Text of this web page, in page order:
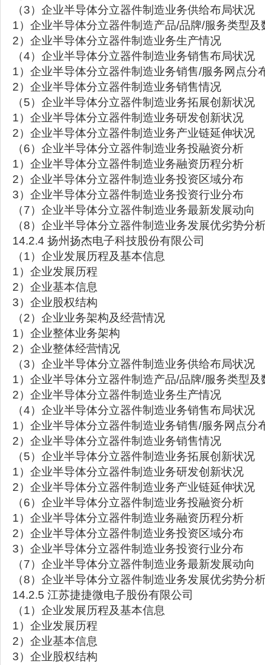
（3）企业半导体分立器件制造业务供给布局状况
1）企业半导体分立器件制造产品/品牌/服务类型及
2）企业半导体分立器件制造业务生产情况
（4）企业半导体分立器件制造业务销售布局状况
1）企业半导体分立器件制造业务销售/服务网点分
2）企业半导体分立器件制造业务销售情况
（5）企业半导体分立器件制造业务拓展创新状况
1）企业半导体分立器件制造业务研发创新状况
2）企业半导体分立器件制造业务产业链延伸状况
（6）企业半导体分立器件制造业务投融资分析
1）企业半导体分立器件制造业务融资历程分析
2）企业半导体分立器件制造业务投资区域分布
3）企业半导体分立器件制造业务投资行业分布
（7）企业半导体分立器件制造业务最新发展动向
（8）企业半导体分立器件制造业务发展优劣势分
14.2.4 扬州扬杰电子科技股份有限公司
（1）企业发展历程及基本信息
1）企业发展历程
2）企业基本信息
3）企业股权结构
（2）企业业务架构及经营情况
1）企业整体业务架构
2）企业整体经营情况
（3）企业半导体分立器件制造业务供给布局状况
1）企业半导体分立器件制造产品/品牌/服务类型及
2）企业半导体分立器件制造业务生产情况
（4）企业半导体分立器件制造业务销售布局状况
1）企业半导体分立器件制造业务销售/服务网点分
2）企业半导体分立器件制造业务销售情况
（5）企业半导体分立器件制造业务拓展创新状况
1）企业半导体分立器件制造业务研发创新状况
2）企业半导体分立器件制造业务产业链延伸状况
（6）企业半导体分立器件制造业务投融资分析
1）企业半导体分立器件制造业务融资历程分析
2）企业半导体分立器件制造业务投资区域分布
3）企业半导体分立器件制造业务投资行业分布
（7）企业半导体分立器件制造业务最新发展动向
（8）企业半导体分立器件制造业务发展优劣势分
14.2.5 江苏捷捷微电子股份有限公司
（1）企业发展历程及基本信息
1）企业发展历程
2）企业基本信息
3）企业股权结构